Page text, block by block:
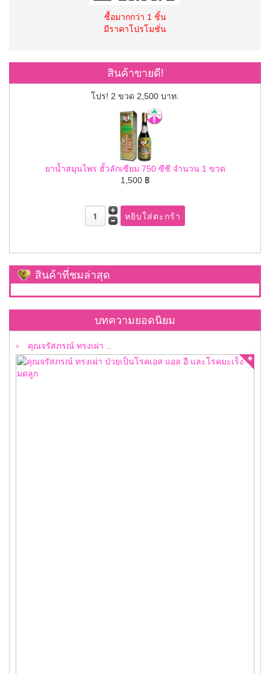
ซื้อมากกว่า 1 ชิ้น
มีราคาโปรโมชั่น
สินค้าขายดี!
โปร! 2 ขวด 2,500 บาท.
ยาน้ำสมุนไพร ฮั้วลักเซียม 750 ซีซี จำนวน 1 ขวด
1,500 ฿
สินค้าที่ชมล่าสุด
บทความยอดนิยม
คุณจรัสภรณ์ ทรงเผ่า ...